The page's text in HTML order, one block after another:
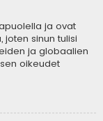
ja ovat
joten sinun tulisi
ja globaalien
oikeudet